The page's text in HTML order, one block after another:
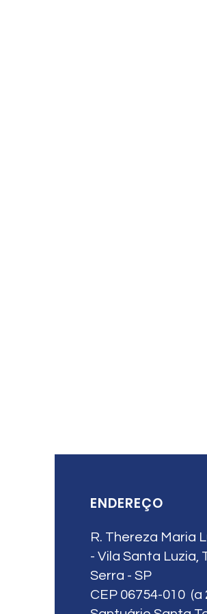
ENDEREÇO
R. Thereza Maria
- Vila Santa Luzia,
Serra - SP
CEP 06754-010 (a